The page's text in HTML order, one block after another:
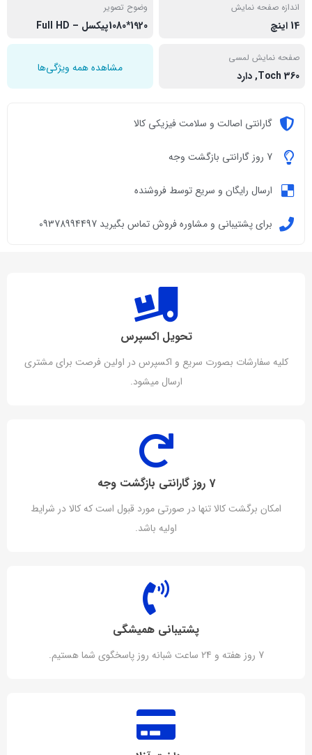
اندازه صفحه نمایش
14 اینچ
وضوح تصویر
1920*1080پیکسل – Full HD
صفحه نمایش لمسی
Toch 360, دارد
مشاهده همه ویژگی‌ها
گارانتی اصالت و سلامت فیزیکی کالا
7 روز گارانتی بازگشت وجه
ارسال رایگان و سریع توسط فروشنده
برای پشتیبانی و مشاوره فروش تماس بگیرید 09378994497
تحویل اکسپرس
کلیه سفارشات بصورت سریع و اکسپرس در اولین فرصت برای مشتری
ارسال میشود.
7 روز گارانتی بازگشت وجه
امکان برگشت کالا تنها در صورتی مورد قبول است که کالا در شرایط
اولیه باشد.
پشتیبانی همیشگی
7 روز هفته و 24 ساعت شبانه روز پاسخگوی شما هستیم.